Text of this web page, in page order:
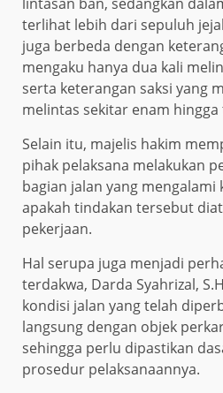
lintasan ban, sedangkan
terlihat lebih dari sepuluh
juga berbeda dengan
mengaku hanya dua kali
serta keterangan saksi yang
melintas sekitar enam hingga
Selain itu, majelis hakim
pihak pelaksana melakukan
bagian jalan yang mengalami
apakah tindakan tersebut
pekerjaan.
Hal serupa juga menjadi
terdakwa, Darda Syahrizal,
kondisi jalan yang telah
langsung dengan objek
sehingga perlu dipastikan
prosedur pelaksanaannya.